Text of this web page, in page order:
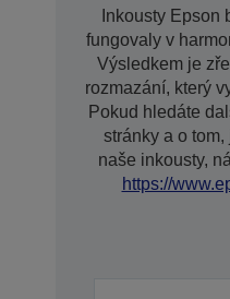
Inkousty Epson
fungovaly v
Výsledkem je
rozmazání, který
Pokud hledáte
stránky a o
naše inkousty,
https://